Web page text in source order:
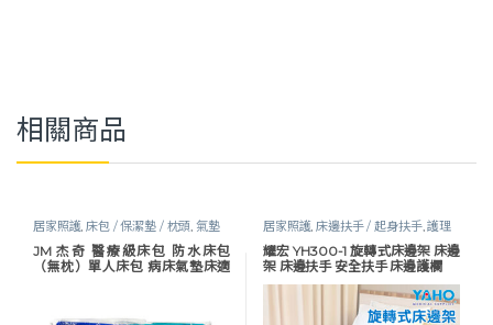
相關商品
居家照護,床包 / 保潔墊 / 枕頭,氣墊
床包 / 氣墊座套, 護理床具及配件
JM 杰奇 醫療級床包 防水床包
（無枕）單人床包 病床氣墊床適
居家照護,床邊扶手 / 起身扶手,護理
床具及配件
耀宏 YH300-1 旋轉式床邊架 床邊
架 床邊扶手 安全扶手 床邊護欄